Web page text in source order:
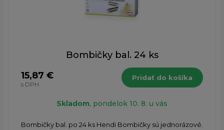
Bombičky bal. 24 ks
15,87 €
s DPH
Pridať do košíka
Skladom, pondelok 10. 8. u vás
Bombičky bal. po 24 ks Hendi Bombičky sú jednorázové.